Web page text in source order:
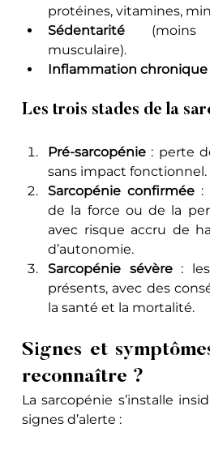
protéines, vitamines,
Sédentarité (moins
musculaire).
Inflammation chronique
Les trois stades de la
Pré-sarcopénie : perte
sans impact fonctionnel.
Sarcopénie confirmée :
de la force ou de la
avec risque accru de
d’autonomie.
Sarcopénie sévère : les
présents, avec des
la santé et la mortalité.
Signes et
reconnaître ?
La sarcopénie s’installe
signes d’alerte :